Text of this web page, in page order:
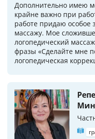
Дополнительно имею
крайне важно при
работе придаю особое
массажу. Мое
логопедический
фразы «Сделайте мне
логопедическая